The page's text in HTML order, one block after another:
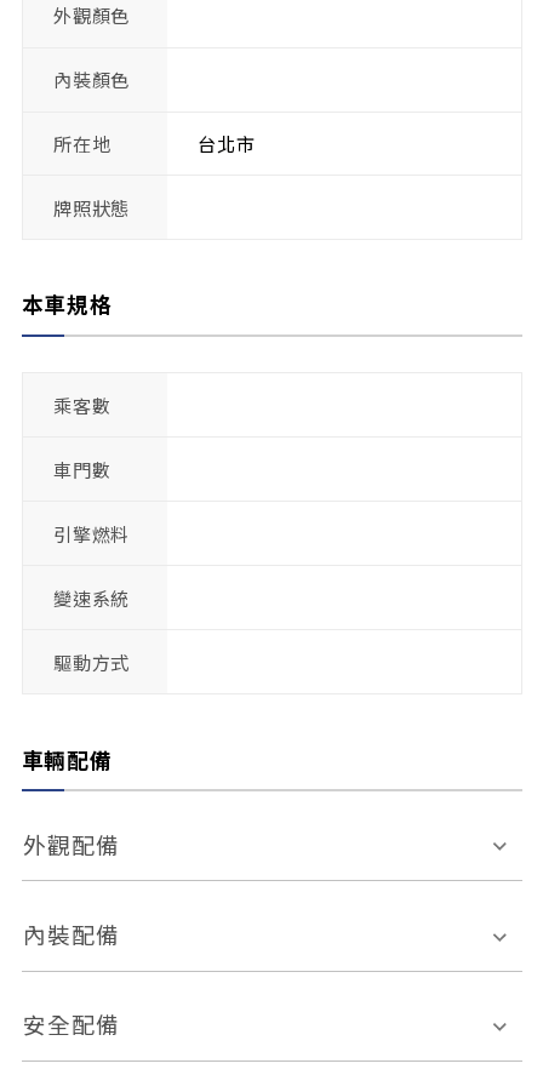
外觀顏色
內裝顏色
所在地 台北市
牌照狀態
本車規格
乘客數
車門數
引擎燃料
變速系統
驅動方式
車輛配備
外觀配備
電動天窗
後視鏡方向指示燈
內裝配備
多功能方向盤
安全配備